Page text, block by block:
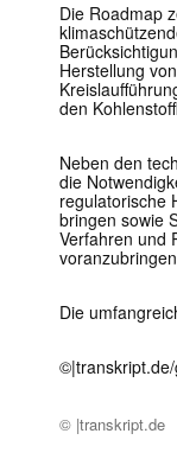
Die Roadmap
Herstellung
den
Neben den
die
regulatorische
bringen sowie
Verfahren und
Die
©|
© |transkript.de